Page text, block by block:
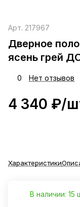
Арт. 217967
Дверное
ясень грей
0 Нет отзывов
4 340 ₽/
Характеристики
В наличии: 15